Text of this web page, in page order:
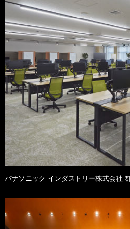
パナソニック インダストリー株式会社